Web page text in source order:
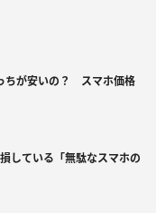
が安いの？ スマホ価格
している「無駄なスマホの